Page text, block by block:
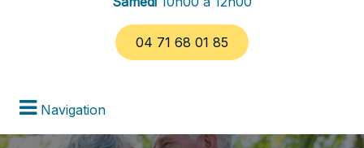
04 71 68 01 85
Navigation